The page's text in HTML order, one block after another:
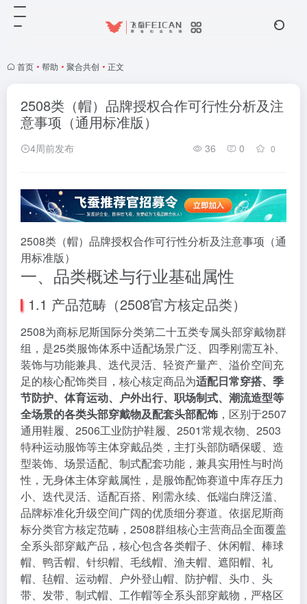
首页 • 帮助 • 聚合共创 • 正文
2508类（帽）品牌授权合作可行性分析及注
意事项（通用标准版）
4周前发布 36 0 0
2508类（帽）品牌授权合作可行性分析及注意事项（通
用标准版）
一、品类概述与行业基础属性
1.1 产品范畴（2508官方核定品类）
2508为商标尼斯国际分类第二十五类专属头部穿戴物群
组，是25类服饰体系中适配场景广泛、四季刚需互补、
装饰与功能兼具、迭代灵活、轻资产量产、溢价空间充
足的核心配饰类目，核心核定商品为适配日常穿搭、季
节防护、体育运动、户外出行、职场制式、潮流造型等
全场景的各类头部穿戴物及配套头部配饰 ，区别于2507
通用鞋履、2506工业防护鞋履、2501常规衣物、2503
特种运动服饰等主体穿戴品类，主打头部防晒保暖、造
型装饰、场景适配、制式配套功能，兼具实用性与时尚
性，无身体主体穿戴属性，是服饰配饰赛道中库存压力
小、迭代灵活、适配百搭、刚需永续、低端白牌泛滥、
品牌标准化升级空间广阔的优质细分赛道。依据尼斯商
标分类官方核定范畴，2508群组核心主营商品全面覆盖
全系头部穿戴产品，核心包含各类帽子、休闲帽、棒球
帽、鸭舌帽、针织帽、毛线帽、渔夫帽、遮阳帽、礼
帽、毡帽、运动帽、户外登山帽、防护帽、头巾、头
带、发带、制式帽、工作帽等全系头部穿戴物，严格区